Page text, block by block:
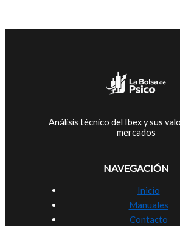
Análisis técnico del Ibex y sus
mercados
NAVEGACIÓN
Inicio
Manuales
Contacto